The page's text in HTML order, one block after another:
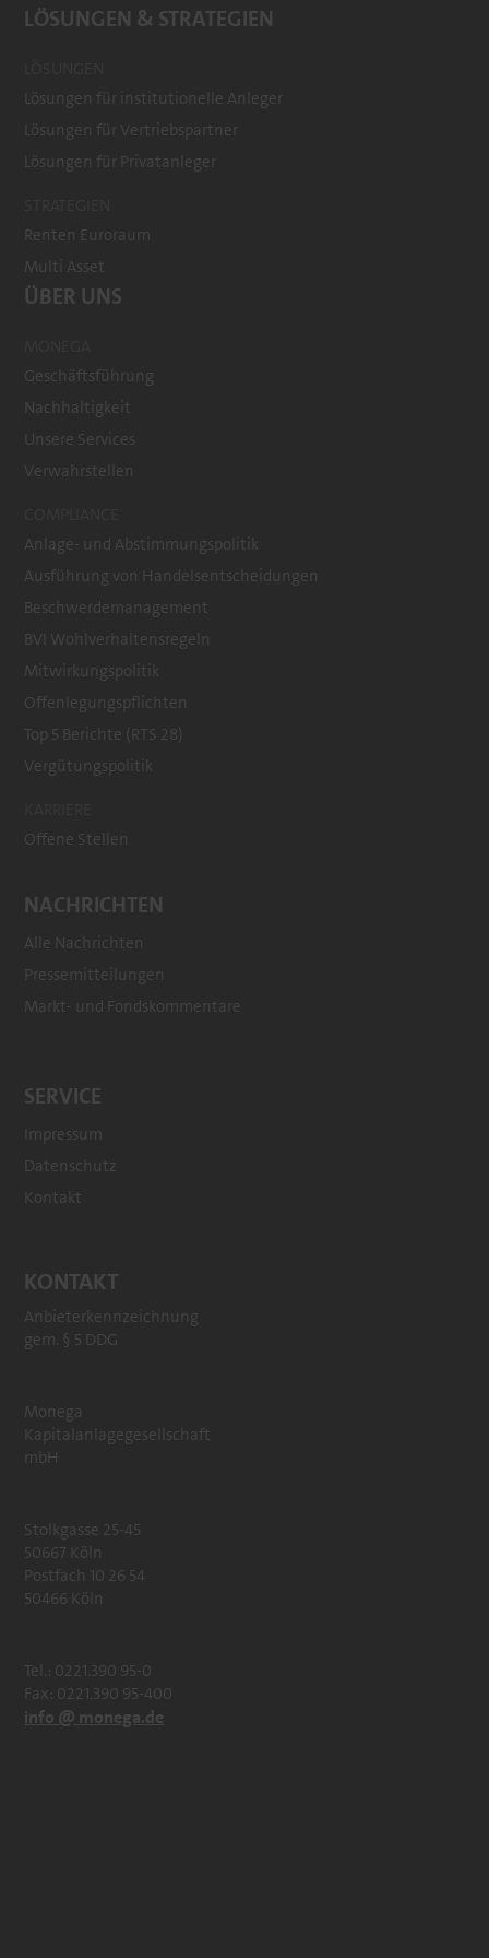
LÖSUNGEN & STRATEGIEN
Lösungen für institutionelle Anleger
Lösungen für Vertriebspartner
Lösungen für Privatanleger
Renten Euroraum
Multi Asset
ÜBER UNS
Geschäftsführung
Nachhaltigkeit
Unsere Services
Verwahrstellen
Anlage- und Abstimmungspolitik
Ausführung von Handelsentscheidungen
Beschwerdemanagement
BVI Wohlverhaltensregeln
Mitwirkungspolitik
Offenlegungspflichten
Top 5 Berichte (RTS 28)
Vergütungspolitik
Offene Stellen
NACHRICHTEN
Alle Nachrichten
Pressemitteilungen
Markt- und Fondskommentare
SERVICE
Impressum
Datenschutz
Kontakt
KONTAKT
Anbieterkennzeichnung
gem. § 5 DDG
Monega
Kapitalanlagegesellschaft
mbH
Stolkgasse 25-45
50667 Köln
Postfach 10 26 54
50466 Köln
Tel.: 0221.390 95-0
Fax: 0221.390 95-400
info @ monega.de